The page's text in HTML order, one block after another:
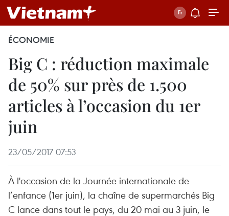
ÉCONOMIE
Big C : réduction maximale
de 50% sur près de 1.500
articles à l’occasion du 1er
juin
23/05/2017 07:53
À l'occasion de la Journée internationale de
l’enfance (1er juin), la chaîne de supermarchés Big
C lance dans tout le pays, du 20 mai au 3 juin, le